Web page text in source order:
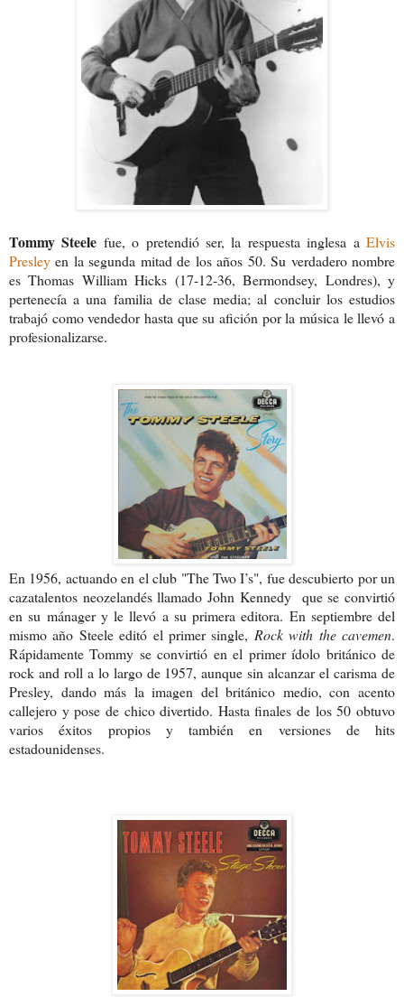
Tommy Steele fue, o pretendió ser, la respuesta inglesa aElvis
Presley en la segunda mitad de los años 50. Su verdadero nombre
es Thomas William Hicks (17-12-36, Bermondsey, Londres), y
pertenecía a una familia de clase media; al concluir los estudios
trabajó como vendedor hasta que su afición por la música le llevó a
profesionalizarse.
En 1956, actuando en el club "The Two I’s", fue descubierto por un
cazatalentos neozelandés llamado John Kennedy que se convirtió
en su mánager y le llevó a su primera editora. En septiembre del
mismo año Steele editó el primer single, Rock with the cavemen.
Rápidamente Tommy se convirtió en el primer ídolo británico de
rock and roll a lo largo de 1957, aunque sin alcanzar el carisma de
Presley, dando más la imagen del británico medio, con acento
callejero y pose de chico divertido. Hasta finales de los 50 obtuvo
varios éxitos propios y también en versiones de hits
estadounidenses.